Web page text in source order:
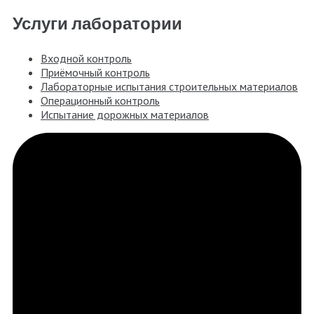
Услуги лаборатории
Входной контроль
Приёмочный контроль
Лабораторные испытания строительных материалов
Операционный контроль
Испытание дорожных материалов